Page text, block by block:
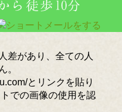
差があり、全ての人
。
とリンクを貼り
での画像の使用を認